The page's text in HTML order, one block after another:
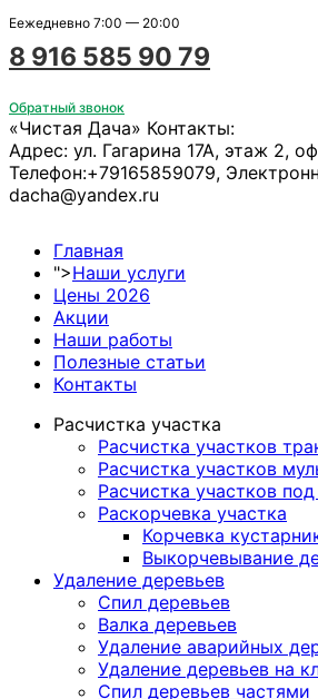
Еежедневно 7:00 — 20:00
8 916 585 90 79
Обратный звонок
«Чистая Дача» Контакты:
Адрес: ул. Гагарина 17А, этаж 2,
Телефон:+79165859079,
dacha@yandex.ru
Главная
">Наши услуги
Цены 2026
Акции
Наши работы
Полезные статьи
Контакты
Расчистка участка
Расчистка участков
Расчистка участков
Расчистка участков
Раскорчевка участка
Корчевка
Выкорчевывание
Удаление деревьев
Спил деревьев
Валка деревьев
Удаление аварийных
Удаление деревьев на
Спил деревьев частями